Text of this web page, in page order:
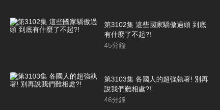
第3102集 這些國家驕傲過頭 到底
有什麼了不起?!
45分鐘
第3103集 各國人的超強執著! 別再
說我們難相處?!
46分鐘